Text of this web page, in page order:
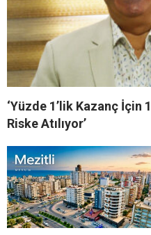
‘Yüzde 1’lik Kazanç İçin
Riske Atılıyor’